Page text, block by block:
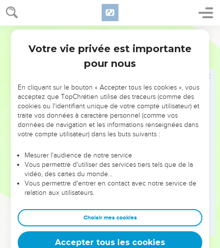
1 Jean
éternelle.
Petits enfants, gardez-vous des idoles !
2 Jean Introduction
Télécharger le poster
Votre vie privée est importante
pour nous
En cliquant sur le bouton « Accepter tous les cookies », vous
acceptez que TopChrétien utilise des traceurs (comme des
cookies ou l'identifiant unique de votre compte utilisateur) et
traite vos données à caractère personnel (comme vos
données de navigation et les informations renseignées dans
votre compte utilisateur) dans les buts suivants :
Mesurer l'audience de notre service
Vous permettre d'utiliser des services tiers tels que de la
vidéo, des cartes du monde…
Vous permettre d'entrer en contact avec notre service de
relation aux utilisateurs.
Choisir mes cookies
Accepter tous les cookies